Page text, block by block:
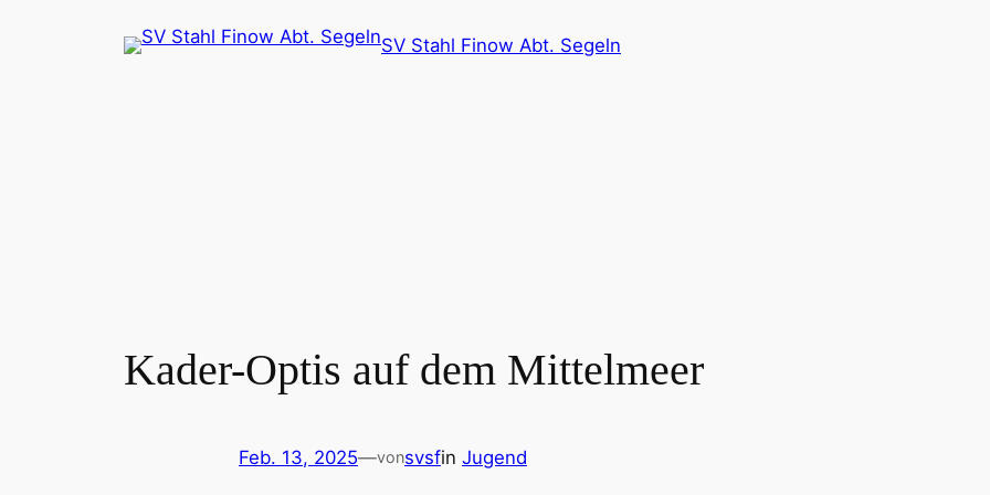
SV Stahl Finow Abt. Segeln
Kader-Optis auf dem Mittelmeer
Feb. 13, 2025—vonsvsfin Jugend